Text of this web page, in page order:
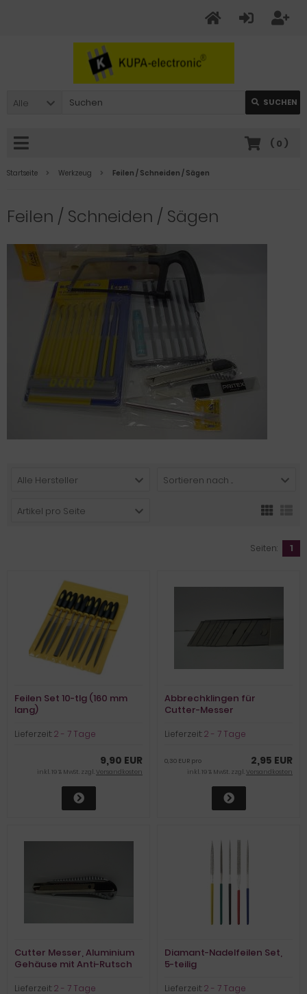
Alle SUCHEN
( 0 )
Startseite Werkzeug Feilen / Schneiden / Sägen
Feilen / Schneiden / Sägen
Alle Hersteller Sortieren nach ...
Artikel pro Seite
Seiten: 1
Feilen Set 10-tlg (160 mm
lang)
Lieferzeit:2 - 7 Tage
9,90 EUR
inkl. 19 % MwSt. zzgl.Versandkosten
Abbrechklingen für
Cutter-Messer
Lieferzeit:2 - 7 Tage
2,95 EUR
0,30 EUR pro
inkl. 19 % MwSt. zzgl.Versandkosten
Cutter Messer, Aluminium
Gehäuse mit Anti-Rutsch
Lieferzeit:2 - 7 Tage
Diamant-Nadelfeilen Set,
5-teilig
Lieferzeit:2 - 7 Tage